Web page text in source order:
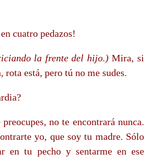
cuatro pedazos!
la frente del hijo.)Mira, si
rota está, pero tú no me sudes.
no te encontrará nunca.
yo, que soy tu madre. Sólo
en tu pecho y sentarme en ese